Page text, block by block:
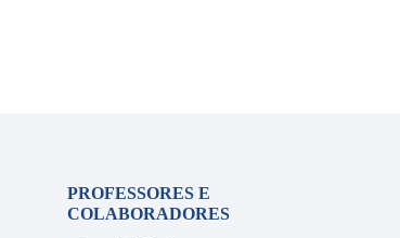
PROFESSORES E
COLABORADORES